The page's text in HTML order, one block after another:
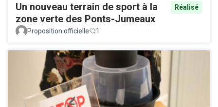
Un nouveau terrain de sport à la
zone verte des Ponts-Jumeaux
Réalisé
Proposition officielle 1